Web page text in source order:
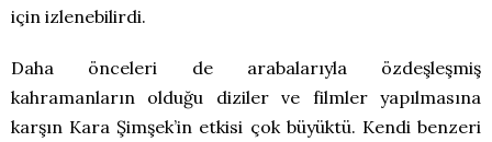
için izlenebilirdi.
Daha önceleri de arabalarıyla özdeşleşmiş
kahramanların olduğu diziler ve filmler yapılmasına
karşın Kara Şimşek’in etkisi çok büyüktü. Kendi benzeri